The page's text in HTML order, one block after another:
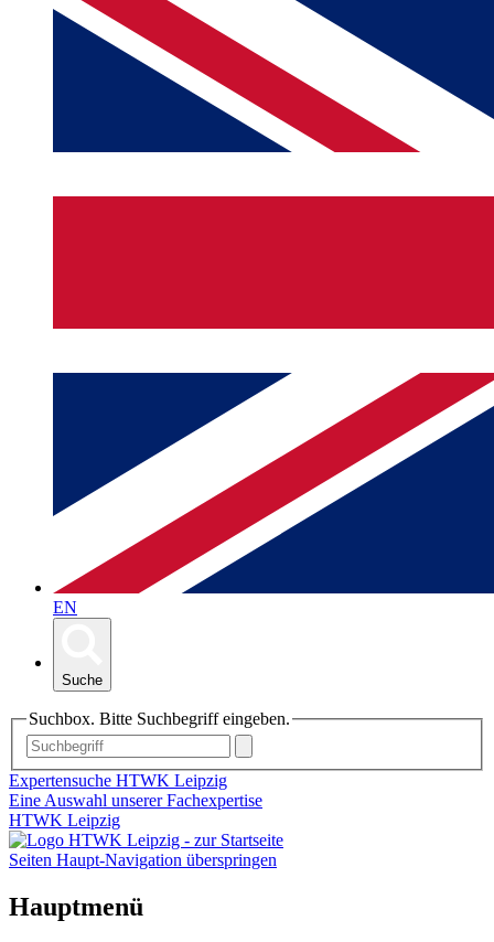
EN
Suche
Suchbox. Bitte Suchbegriff eingeben.
Expertensuche HTWK Leipzig
Eine Auswahl unserer Fachexpertise
HTWK Leipzig
Seiten Haupt-Navigation überspringen
Hauptmenü